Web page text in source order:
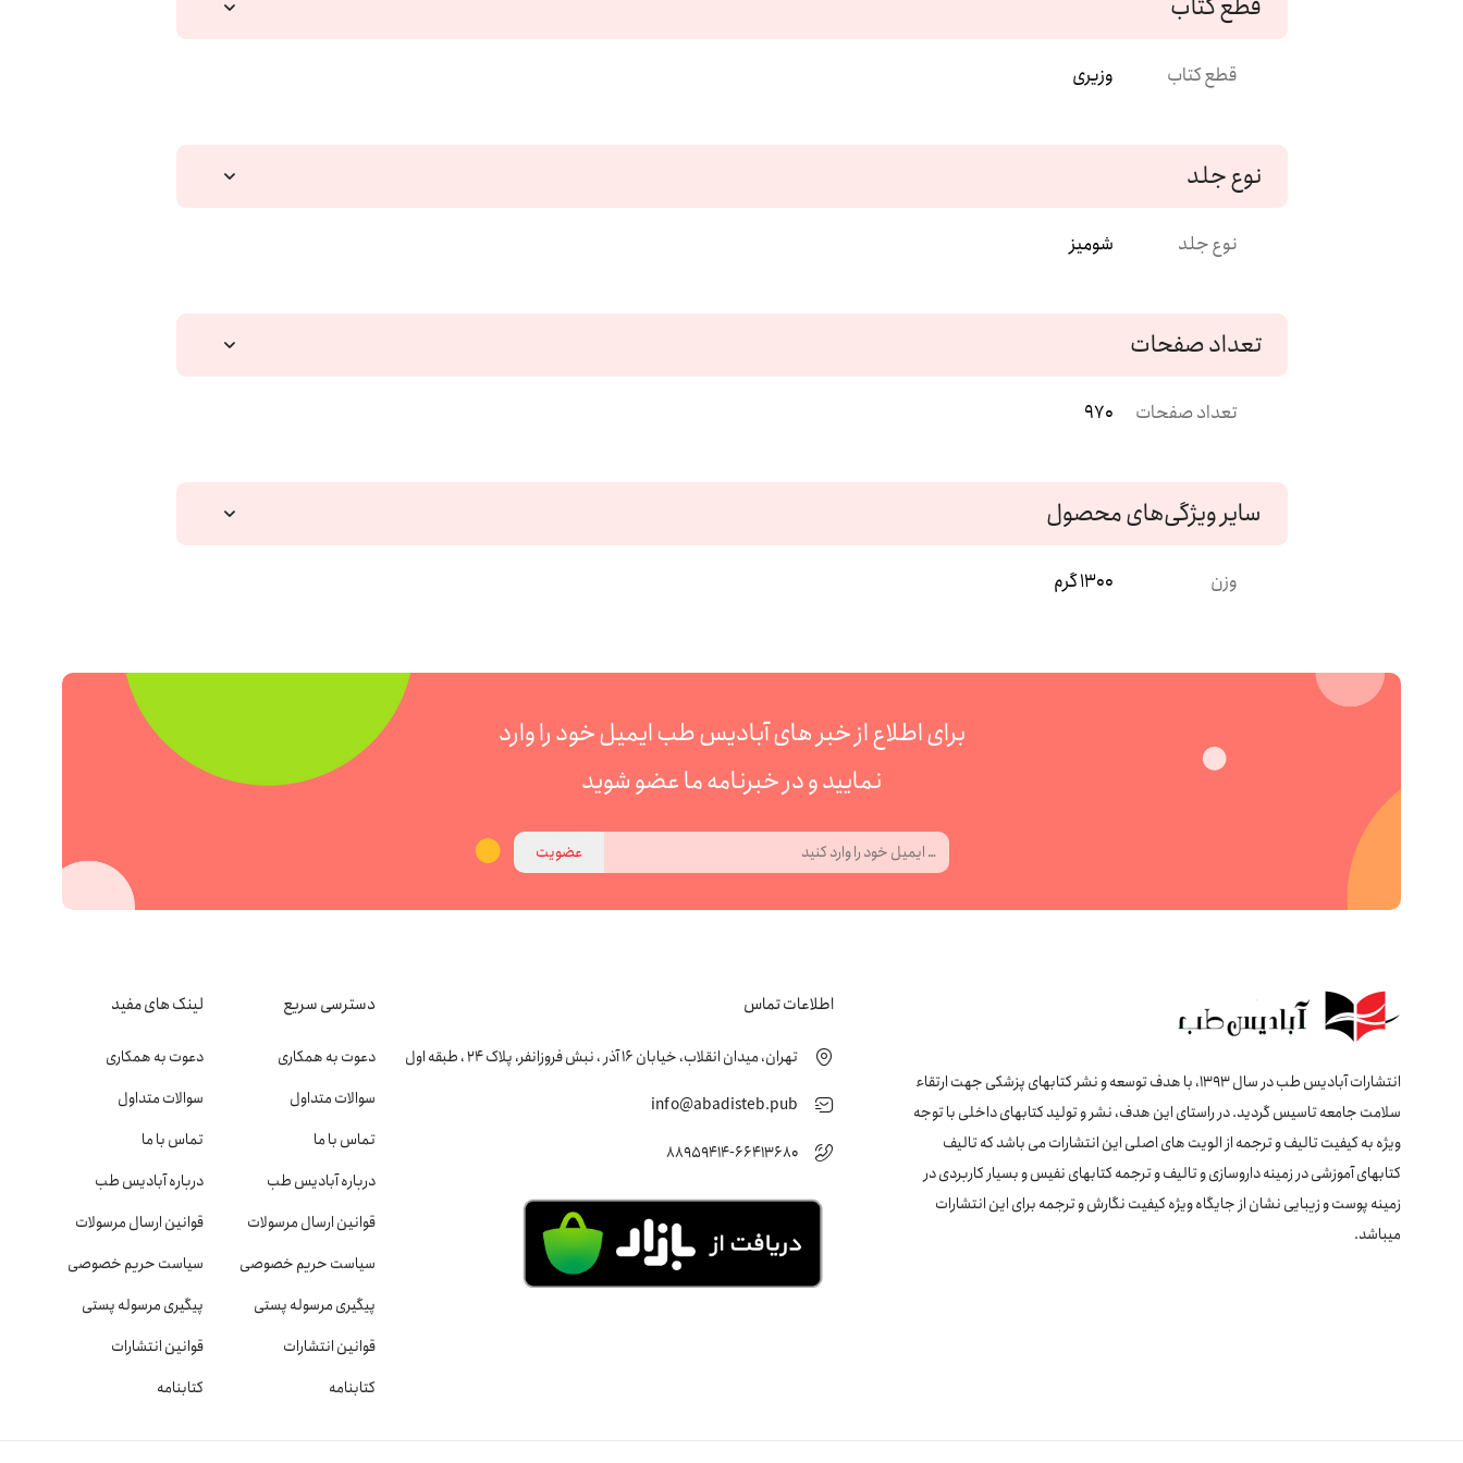
قطع کتاب وزیری
نوع جلد
نوع جلد شومیز
تعداد صفحات
تعداد صفحات 970
سایر ویژگی‌های محصول
وزن 1300 گرم
برای اطلاع از خبر های آبادیس طب ایمیل خود را وارد
نمایید و در خبرنامه ما عضو شوید
عضویت
انتشارات آبادیس طب در سال 1393، با هدف توسعه و نشر کتابهای پزشکی جهت ارتقاء
سلامت جامعه تاسیس گردید. در راستای این هدف، نشر و تولید کتابهای داخلی با توجه
ویژه به کیفیت تالیف و ترجمه از الویت های اصلی این انتشارات می باشد که تالیف
کتابهای آموزشی در زمینه داروسازی و تالیف و ترجمه کتابهای نفیس و بسیار کاربردی در
زمینه پوست و زیبایی نشان از جایگاه ویژه کیفیت نگارش و ترجمه برای این انتشارات
میباشد.
اطلاعات تماس
تهران، میدان انقلاب، خیابان 16 آذر ، نبش فروزانفر، پلاک 24 ، طبقه اول
info@abadisteb.pub
88959414-66413680
دسترسی سریع
دعوت به همکاری
سوالات متداول
تماس با ما
درباره آبادیس طب
قوانین ارسال مرسولات
سیاست حریم خصوصی
پیگیری مرسوله پستی
قوانین انتشارات
کتابنامه
لینک های مفید
دعوت به همکاری
سوالات متداول
تماس با ما
درباره آبادیس طب
قوانین ارسال مرسولات
سیاست حریم خصوصی
پیگیری مرسوله پستی
قوانین انتشارات
کتابنامه